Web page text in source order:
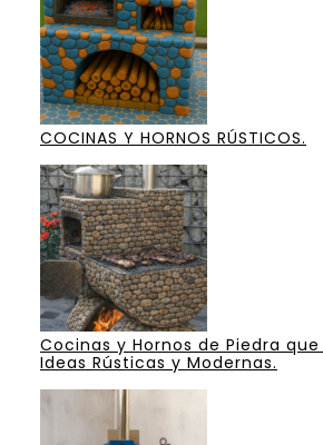
COCINAS Y HORNOS RÚSTICOS.
Cocinas y Hornos de Piedra que
Ideas Rústicas y Modernas.